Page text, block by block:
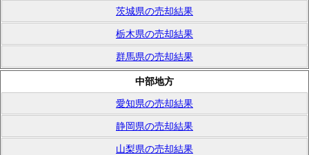
茨城県の売却結果
栃木県の売却結果
群馬県の売却結果
中部地方
愛知県の売却結果
静岡県の売却結果
山梨県の売却結果